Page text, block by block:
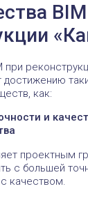
при
достижению
как:
и
проектным
с большей
качеством.